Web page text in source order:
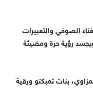
الصوفي والتعبيرات
رؤية حرة ومضيئة
بنات تمبكتو ورقية